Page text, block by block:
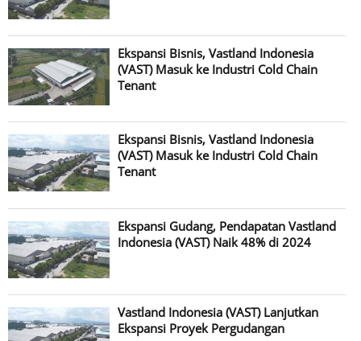
Ekspansi Bisnis, Vastland Indonesia
(VAST) Masuk ke Industri Cold Chain
Tenant
Ekspansi Bisnis, Vastland Indonesia
(VAST) Masuk ke Industri Cold Chain
Tenant
Ekspansi Gudang, Pendapatan Vastland
Indonesia (VAST) Naik 48% di 2024
Vastland Indonesia (VAST) Lanjutkan
Ekspansi Proyek Pergudangan